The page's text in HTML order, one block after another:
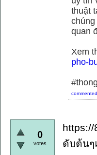
thuật
quan
Xem
pho-
commented
0
votes
ดับต้น